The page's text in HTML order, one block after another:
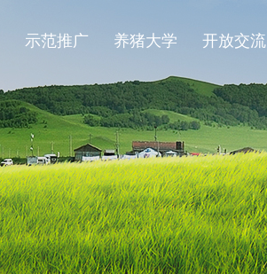
示范推广 养猪大学 开放交流